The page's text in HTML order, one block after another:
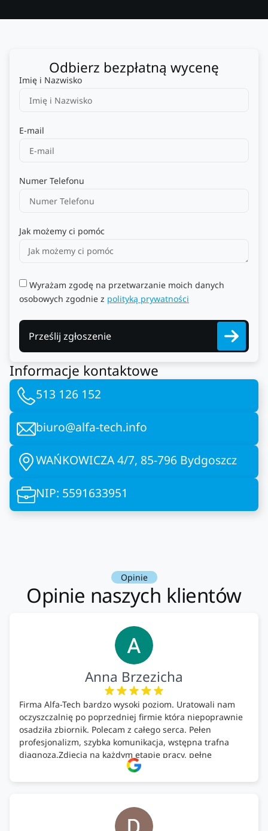
Odbierz bezpłatną wycenę
Imię i Nazwisko
E-mail
Numer Telefonu
Jak możemy ci pomóc
Wyrażam zgodę na przetwarzanie moich danych
osobowych zgodnie z polityką prywatności
Prześlij zgłoszenie
Informacje kontaktowe
513 126 152
biuro@alfa-tech.info
WAŃKOWICZA 4/7, 85-796 Bydgoszcz
NIP: 5591633951
Opinie
Opinie naszych klientów
Anna Brzezicha
Firma Alfa-Tech bardzo wysoki poziom. Uratowali nam
oczyszczalnię po poprzedniej firmie która niepoprawnie
osadziła zbiornik. Polecam z całego serca. Pełen
profesjonalizm, szybka komunikacja, wstępna trafna
diagnoza.Zdjęcia na każdym etapie pracy, pełne
doradztwo.Dobrze wyszkoleni i znający się na rzeczy.
Podsumowując ekipa na wysokim poziomie, rzetelna.